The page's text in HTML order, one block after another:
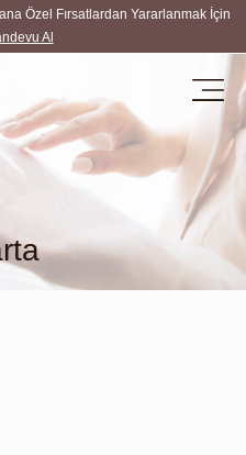
Özel Fırsatlardan Yararlanmak İçin
Al